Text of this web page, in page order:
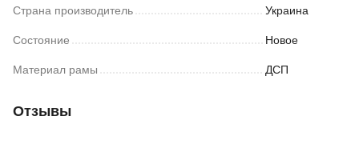
Страна производитель Украина
Состояние Новое
Материал рамы ДСП
Отзывы